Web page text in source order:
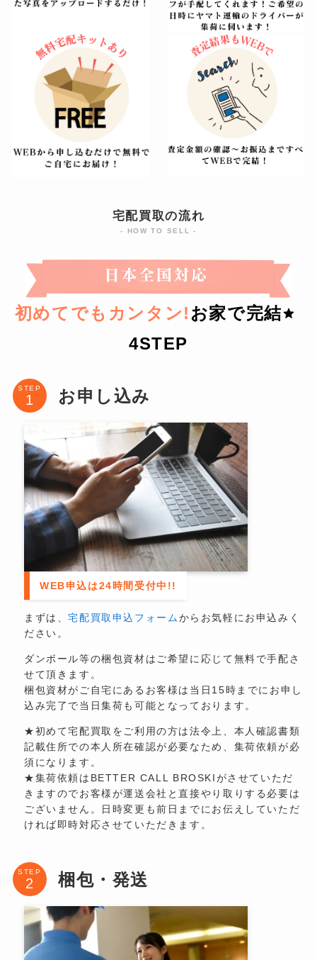
宅配買取の流れ
- HOW TO SELL -
初めてでもカンタン! お家で完結
4STEP
STEP お申し込み
WEB申込は24時間受付中!!
まずは、宅配買取申込フォームからお気軽にお申込みく
ださい。
ダンボール等の梱包資材はご希望に応じて無料で手配さ
せて頂きます。
梱包資材がご自宅にあるお客様は当日15時までにお申し
込み完了で当日集荷も可能となっております。
★初めて宅配買取をご利用の方は法令上、本人確認書類
記載住所での本人所在確認が必要なため、集荷依頼が必
須になります。
★集荷依頼はBETTER CALL BROSKIがさせていただ
きますのでお客様が運送会社と直接やり取りする必要は
ございません。日時変更も前日までにお伝えしていただ
ければ即時対応させていただきます。
STEP 梱包・発送